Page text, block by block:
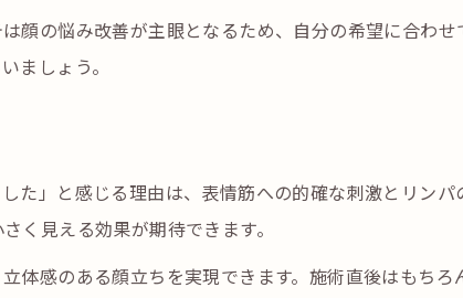
顔の悩み改善が主眼となるため、自分の希望に合わ
ましょう。
た」と感じる理由は、表情筋への的確な刺激とリン
く見える効果が期待できます。
体感のある顔立ちを実現できます。施術直後はもち